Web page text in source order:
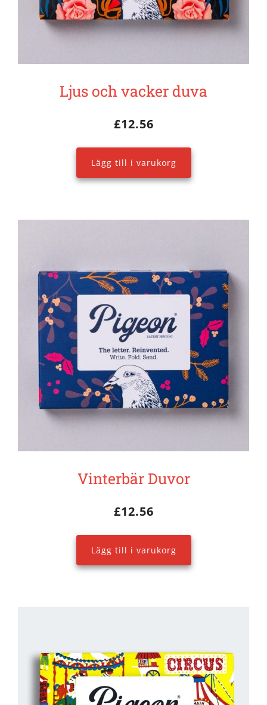
Ljus och vacker duva
£12.56
Lägg till i varukorg
Vinterbär Duvor
£12.56
Lägg till i varukorg